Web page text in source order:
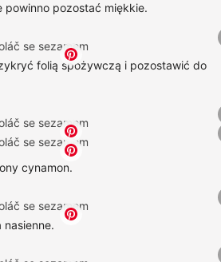
powinno pozostać miękkie.
folią spożywczą i pozostawić do
cynamon.